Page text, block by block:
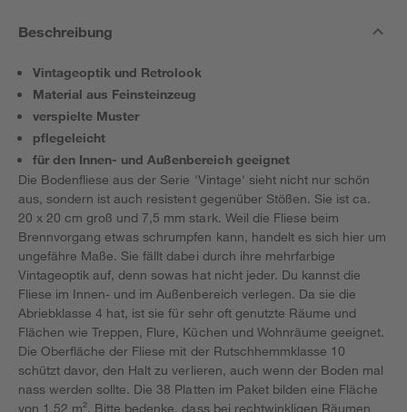
Beschreibung
Vintageoptik und Retrolook
Material aus Feinsteinzeug
verspielte Muster
pflegeleicht
für den Innen- und Außenbereich geeignet
Die Bodenfliese aus der Serie 'Vintage' sieht nicht nur schön
aus, sondern ist auch resistent gegenüber Stößen. Sie ist ca.
20 x 20 cm groß und 7,5 mm stark. Weil die Fliese beim
Brennvorgang etwas schrumpfen kann, handelt es sich hier um
ungefähre Maße. Sie fällt dabei durch ihre mehrfarbige
Vintageoptik auf, denn sowas hat nicht jeder. Du kannst die
Fliese im Innen- und im Außenbereich verlegen. Da sie die
Abriebklasse 4 hat, ist sie für sehr oft genutzte Räume und
Flächen wie Treppen, Flure, Küchen und Wohnräume geeignet.
Die Oberfläche der Fliese mit der Rutschhemmklasse 10
schützt davor, den Halt zu verlieren, auch wenn der Boden mal
nass werden sollte. Die 38 Platten im Paket bilden eine Fläche
von 1,52 m². Bitte bedenke, dass bei rechtwinkligen Räumen